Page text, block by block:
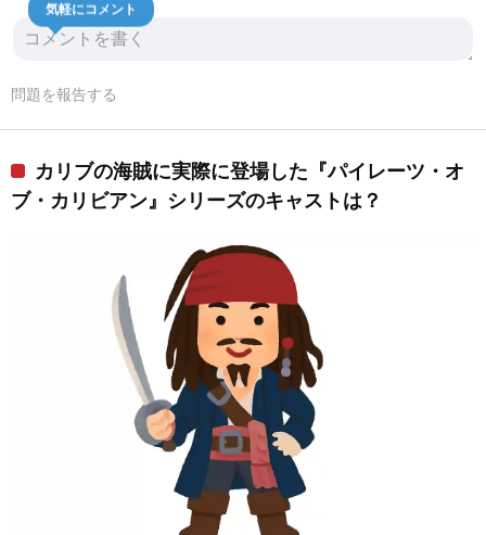
気軽にコメント
問題を報告する
カリブの海賊に実際に登場した『パイレーツ・オ
ブ・カリビアン』シリーズのキャストは？